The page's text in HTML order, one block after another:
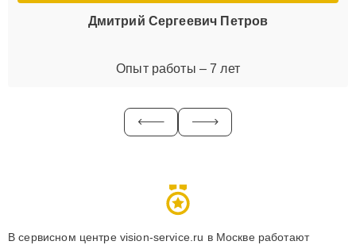
Дмитрий Сергеевич Петров
Опыт работы – 7 лет
В сервисном центре vision-service.ru в Москве работают